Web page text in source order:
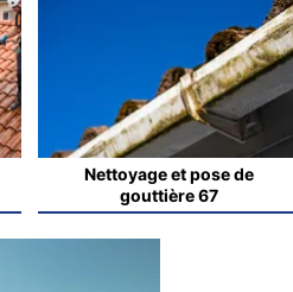
Nettoyage et pose de
gouttière 67